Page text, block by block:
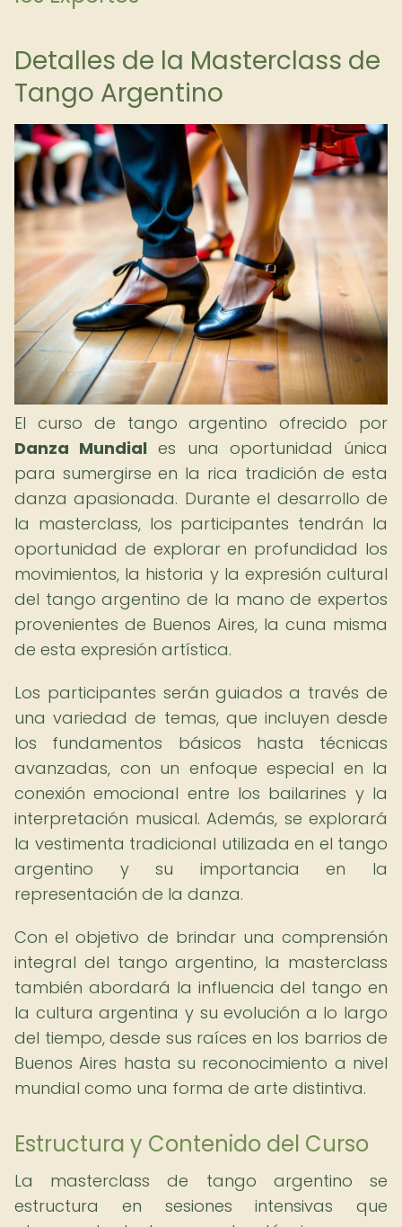
Detalles de la Masterclass de
Tango Argentino
El curso de tango argentino ofrecido por
Danza Mundial es una oportunidad única
para sumergirse en la rica tradición de esta
danza apasionada. Durante el desarrollo de
la masterclass, los participantes tendrán la
oportunidad de explorar en profundidad los
movimientos, la historia y la expresión cultural
del tango argentino de la mano de expertos
provenientes de Buenos Aires, la cuna misma
de esta expresión artística.
Los participantes serán guiados a través de
una variedad de temas, que incluyen desde
los fundamentos básicos hasta técnicas
avanzadas, con un enfoque especial en la
conexión emocional entre los bailarines y la
interpretación musical. Además, se explorará
la vestimenta tradicional utilizada en el tango
argentino y su importancia en la
representación de la danza.
Con el objetivo de brindar una comprensión
integral del tango argentino, la masterclass
también abordará la influencia del tango en
la cultura argentina y su evolución a lo largo
del tiempo, desde sus raíces en los barrios de
Buenos Aires hasta su reconocimiento a nivel
mundial como una forma de arte distintiva.
Estructura y Contenido del Curso
La masterclass de tango argentino se
estructura en sesiones intensivas que